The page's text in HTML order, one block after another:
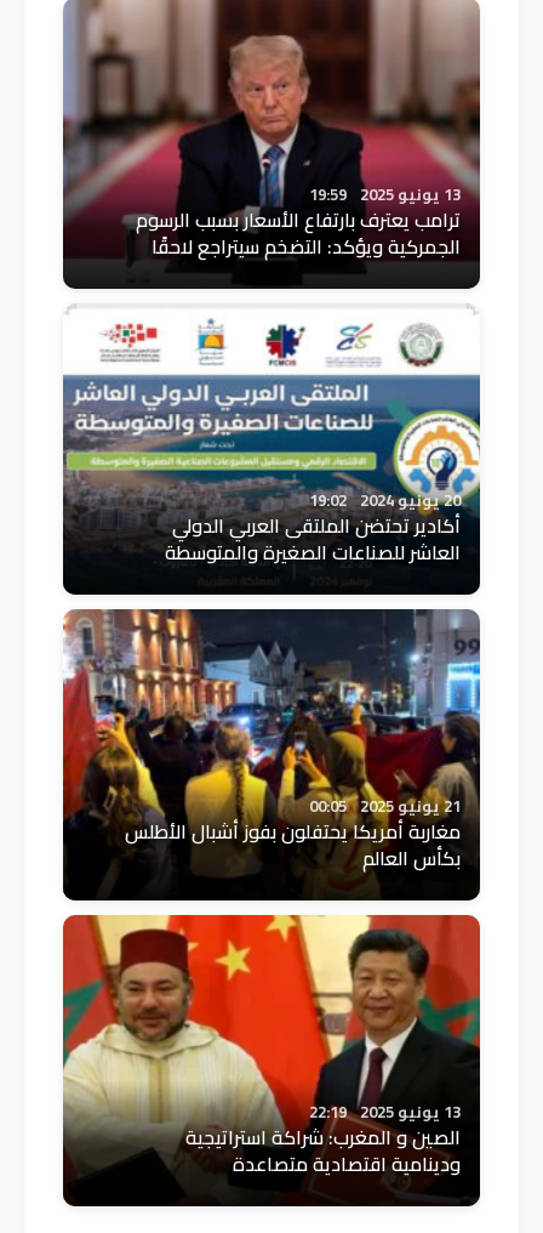
13 يونيو 2025 19:59
ترامب يعترف بارتفاع الأسعار بسبب الرسوم
الجمركية ويؤكد: التضخم سيتراجع لاحقًا
20 يونيو 2024 19:02
أكادير تحتضن الملتقى العربي الدولي
العاشر للصناعات الصغيرة والمتوسطة
21 يونيو 2025 00:05
مغاربة أمريكا يحتفلون بفوز أشبال الأطلس
بكأس العالم
13 يونيو 2025 22:19
الصين و المغرب: شراكة استراتيجية
ودينامية اقتصادية متصاعدة